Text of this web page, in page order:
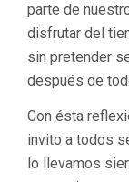
parte de
disfrutar del
sin pretender
después de
Con ésta
invito a todos
lo llevamos